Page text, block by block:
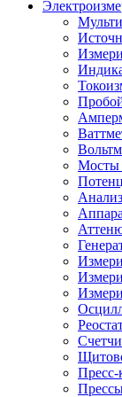
Мосты